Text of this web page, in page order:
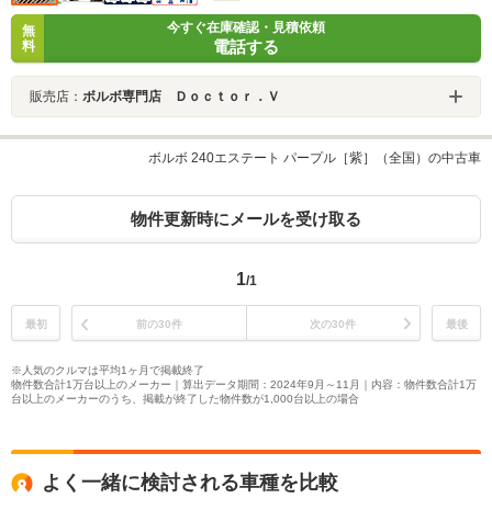
無
料
今すぐ在庫確認・見積依頼
電話する
販売店： ボルボ専門店 Ｄｏｃｔｏｒ．Ｖ
ボルボ 240エステート パープル［紫］（全国）の中古車
物件更新時にメールを受け取る
1/1
最初 前の30件 次の30件 最後
※人気のクルマは平均1ヶ月で掲載終了
物件数合計1万台以上のメーカー｜算出データ期間：2024年9月～11月｜内容：物件数合計1万
台以上のメーカーのうち、掲載が終了した物件数が1,000台以上の場合
よく一緒に検討される車種を比較